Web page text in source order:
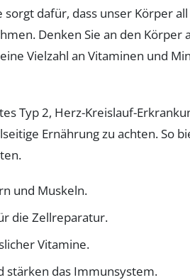
sorgt dafür, dass unser Körper
Denken Sie an den
Vielzahl an Vitaminen und
Typ 2, Herz-Kreislauf-
Ernährung zu achten. So
und Muskeln.
die Zellreparatur.
Vitamine.
stärken das Immunsystem.